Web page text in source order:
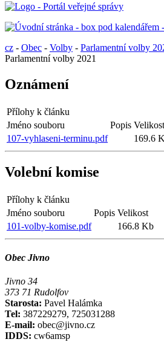
cz - Obec - Volby - Parlamentní volby
Parlamentní volby 2021
Oznámení
Přílohy k článku
Jméno souboru
Popis Velikost
107-vyhlaseni-terminu.pdf
169.6
Volební komise
Přílohy k článku
Jméno souboru
Popis Velikost
101-volby-komise.pdf
166.8 Kb
Obec Jivno
Jivno 34
373 71 Rudolfov
Starosta: Pavel Halámka
Tel: 387229279, 725031288
E-mail: obec@jivno.cz
IDDS: cw6amsp